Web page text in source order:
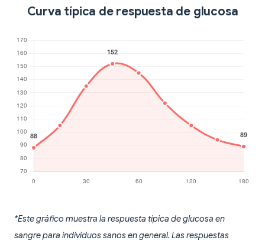
Curva típica de respuesta de glucosa
*Este gráfico muestra la respuesta típica de glucosa en
sangre para individuos sanos en general. Las respuestas